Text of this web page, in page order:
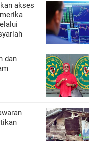
akses
dan